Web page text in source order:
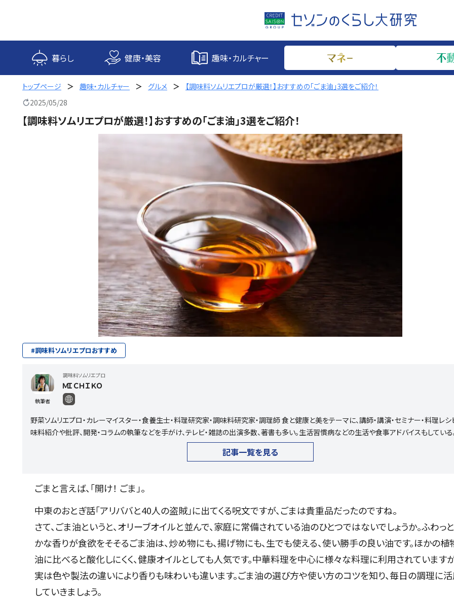
ス
プ
暮らし 健康・美容 趣味・カルチャー
トップページ 趣味・カルチャー グルメ
【調味料ソムリエプロが厳選！】おすすめの「ごま油」3選をご紹介！
2025/05/28
【調味料ソムリエプロが厳選！】おすすめの「ごま油」3選をご紹介！
#調味料ソムリエプロおすすめ
執筆者
調味料ソムリエプロ
ＭＩＣＨＩＫＯ
野菜ソムリエプロ・カレーマイスター・食養生士・料理研究家・調味料研究家・調理師 食と健康と美をテーマに、講師・講演・セミナー・料理レシ
味料紹介や批評、開発・コラムの執筆などを手がけ、テレビ・雑誌の出演多数、著書も多い。生活習慣病などの生活や食事アドバイスもしている
記事一覧を見る
ごまと言えば、「開け！ ごま」。
中東のおとぎ話「アリババと40人の盗賊」に出てくる呪文ですが、ごまは貴重品だったのですね。
さて、ごま油というと、オリーブオイルと並んで、家庭に常備されている油のひとつではないでしょうか。ふわっ
かな香りが食欲をそそるごま油は、炒め物にも、揚げ物にも、生でも使える、使い勝手の良い油です。ほかの植
油に比べると酸化しにくく、健康オイルとしても人気です。中華料理を中心に様々な料理に利用されていますが
実は色や製法の違いにより香りも味わいも違います。ごま油の選び方や使い方のコツを知り、毎日の調理に
していきましょう。